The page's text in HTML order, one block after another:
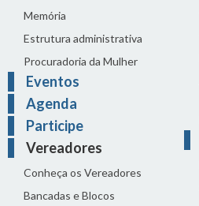
Memória
Estrutura administrativa
Procuradoria da Mulher
Eventos
Agenda
Participe
Vereadores
Conheça os Vereadores
Bancadas e Blocos